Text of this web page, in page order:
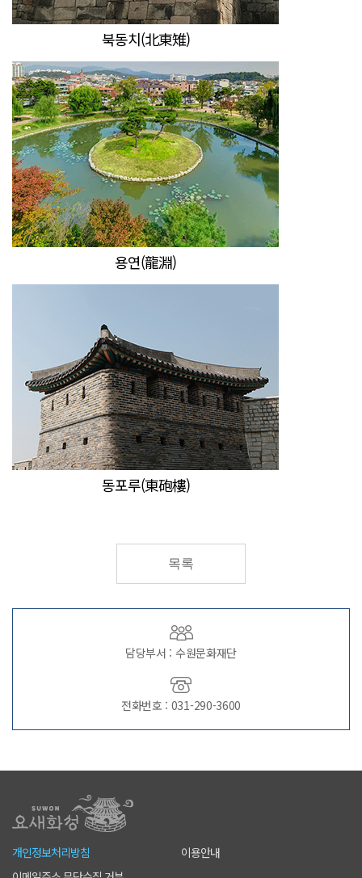
북동치(北東雉)
용연(龍淵)
동포루(東砲樓)
목록
담당부서 : 수원문화재단
전화번호 : 031-290-3600
개인정보처리방침
이용안내